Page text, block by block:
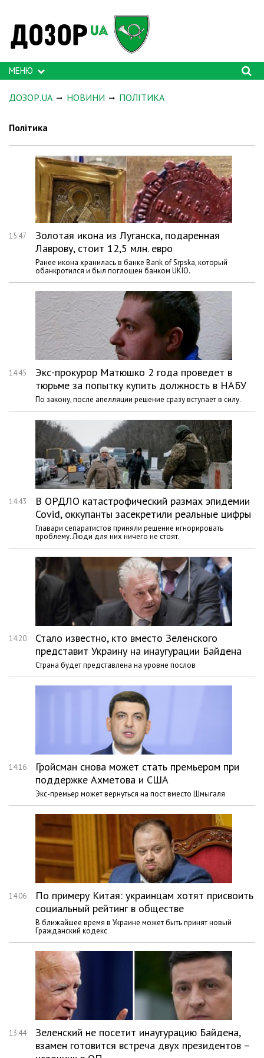
МЕНЮ
ДОЗОР.UA НОВИНИ ПОЛІТИКА
Політика
15:47
Золотая икона из Луганска, подаренная
Лаврову, стоит 12,5 млн. евро
Ранее икона хранилась в банке Bank of Srpska, который
обанкротился и был поглощен банком UKIO.
14:45
Экс-прокурор Матюшко 2 года проведет в
тюрьме за попытку купить должность в НАБУ
По закону, после апелляции решение сразу вступает в силу.
14:43
В ОРДЛО катастрофический размах эпидемии
Covid, оккупанты засекретили реальные цифры
Главари сепаратистов приняли решение игнорировать
проблему. Люди для них ничего не стоят.
14:20
Стало известно, кто вместо Зеленского
представит Украину на инаугурации Байдена
Страна будет представлена на уровне послов
14:16
Гройсман снова может стать премьером при
поддержке Ахметова и США
Экс-премьер может вернуться на пост вместо Шмыгаля
14:06
По примеру Китая: украинцам хотят присвоить
социальный рейтинг в обществе
В ближайшее время в Украине может быть принят новый
Гражданский кодекс
13:44
Зеленский не посетит инаугурацию Байдена,
взамен готовится встреча двух президентов –